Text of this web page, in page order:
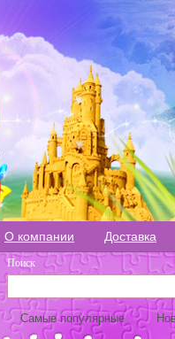
О компании Доставка
Поиск
Самые популярные